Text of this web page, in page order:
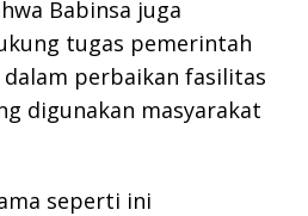
Babinsa juga
tugas pemerintah
perbaikan fasilitas
digunakan masyarakat
seperti ini